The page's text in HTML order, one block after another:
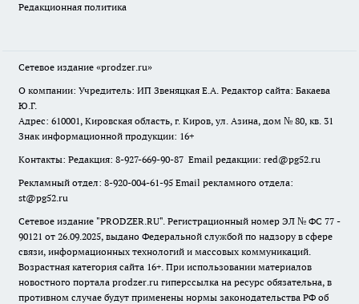
Редакционная политика
Сетевое издание «prodzer.ru»
О компании: Учредитель: ИП Звеняцкая Е.А. Редактор сайта: Бакаева
Ю.Г.
Адрес: 610001, Кировская область, г. Киров, ул. Азина, дом № 80, кв. 31
Знак информационной продукции: 16+
Контакты: Редакция: 8-927-669-90-87 Email редакции: red@pg52.ru
Рекламный отдел: 8-920-004-61-95 Email рекламного отдела:
st@pg52.ru
Сетевое издание "PRODZER.RU". Регистрационный номер ЭЛ № ФС 77 -
90121 от 26.09.2025, выдано Федеральной службой по надзору в сфере
связи, информационных технологий и массовых коммуникаций.
Возрастная категория сайта 16+. При использовании материалов
новостного портала prodzer.ru гиперссылка на ресурс обязательна, в
противном случае будут применены нормы законодательства РФ об